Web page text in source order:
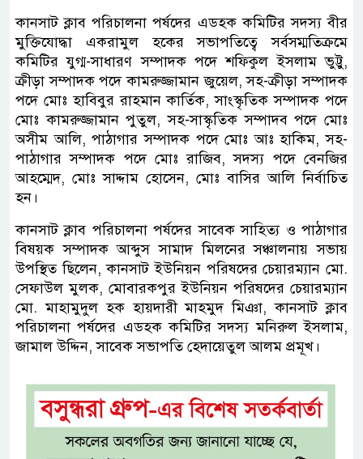
কানসাট ক্লাব পরিচালনা পর্ষদের এডহক কমিটির সদস্য বীর
মুক্তিযোদ্ধা একরামুল হকের সভাপতিত্বে সর্বসম্মতিক্রমে
কমিটির যুগ্ম-সাধারণ সম্পাদক পদে শফিকুল ইসলাম ভুট্টু,
ক্রীড়া সম্পাদক পদে কামরুজ্জামান জুয়েল, সহ-ক্রীড়া সম্পাদক
পদে মোঃ হাবিবুর রাহমান কার্তিক, সাংস্কৃতিক সম্পাদক পদে
মোঃ কামরুজ্জামান পুতুল, সহ-সাস্কৃতিক সম্পাদব পদে মোঃ
অসীম আলি, পাঠাগার সম্পাদক পদে মোঃ আঃ হাকিম, সহ-
পাঠাগার সম্পাদক পদে মোঃ রাজিব, সদস্য পদে বেনজির
আহম্মেদ, মোঃ সাদ্দাম হোসেন, মোঃ বাসির আলি নির্বাচিত
হন।
কানসাট ক্লাব পরিচালনা পর্ষদের সাবেক সাহিত্য ও পাঠাগার
বিষয়ক সম্পাদক আব্দুস সামাদ মিলনের সঞ্চালনায় সভায়
উপস্থিত ছিলেন, কানসাট ইউনিয়ন পরিষদের চেয়ারম্যান মো.
সেফাউল মুলক, মোবারকপুর ইউনিয়ন পরিষদের চেয়ারম্যান
মো. মাহামুদুল হক হায়দারী মাহমুদ মিঞা, কানসাট ক্লাব
পরিচালনা পর্ষদের এডহক কমিটির সদস্য মনিরুল ইসলাম,
জামাল উদ্দিন, সাবেক সভাপতি হেদায়েতুল আলম প্রমূখ।